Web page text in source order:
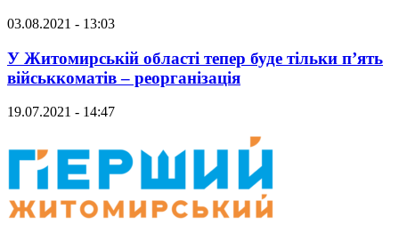
03.08.2021 - 13:03
У Житомирській області тепер буде тільки п’ять
військкоматів – реорганізація
19.07.2021 - 14:47